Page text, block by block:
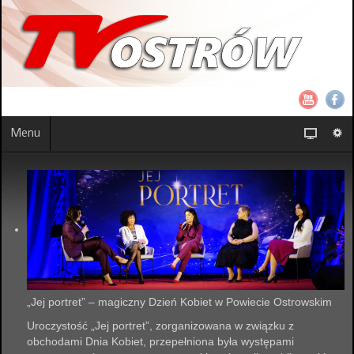
Menu
„Jej portret” – magiczny Dzień Kobiet w Powiecie Ostrowskim
Uroczystość „Jej portret”, zorganizowana w związku z
obchodami Dnia Kobiet, przepełniona była występami